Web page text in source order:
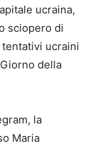
ucraina,
sciopero di
ucraini
della
la
Maria